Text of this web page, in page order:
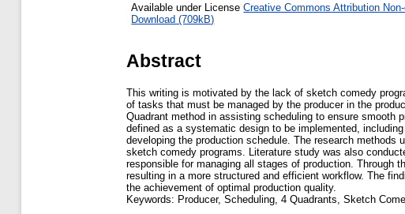
Available under LicenseCreative Commons Attribution
Download (709kB)
Abstract
This writing is motivated by the lack of sketch comedy
of tasks that must be managed by the producer in the
Quadrant method in assisting scheduling to ensure smooth
defined as a systematic design to be implemented,
developing the production schedule. The research
sketch comedy programs. Literature study was also
responsible for managing all stages of production. Through
resulting in a more structured and efficient workflow. The
the achievement of optimal production quality.
Keywords: Producer, Scheduling, 4 Quadrants, Sketch